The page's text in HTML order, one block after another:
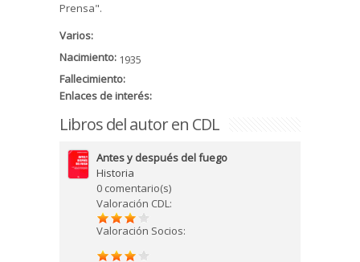
Prensa".
Varios:
Nacimiento: 1935
Fallecimiento:
Enlaces de interés:
Libros del autor en CDL
Antes y después del fuego
Historia
0 comentario(s)
Valoración CDL:
Valoración Socios: